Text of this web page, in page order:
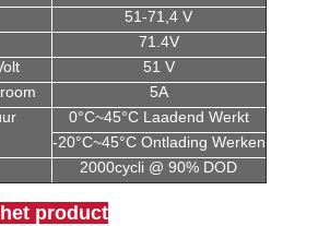
51-71,4 V
71.4V
51 V
5A
0°C~45°C Laadend Werkt
-20°C~45°C Ontlading Werken
2000cycli @ 90% DOD
product